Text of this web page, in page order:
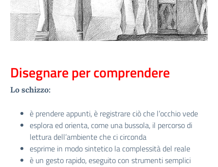
Disegnare per comprendere
Lo schizzo:
è prendere appunti, è registrare ciò che l’occhio vede
esplora ed orienta, come una bussola, il percorso di
lettura dell’ambiente che ci circonda
esprime in modo sintetico la complessità del reale
è un gesto rapido, eseguito con strumenti semplici